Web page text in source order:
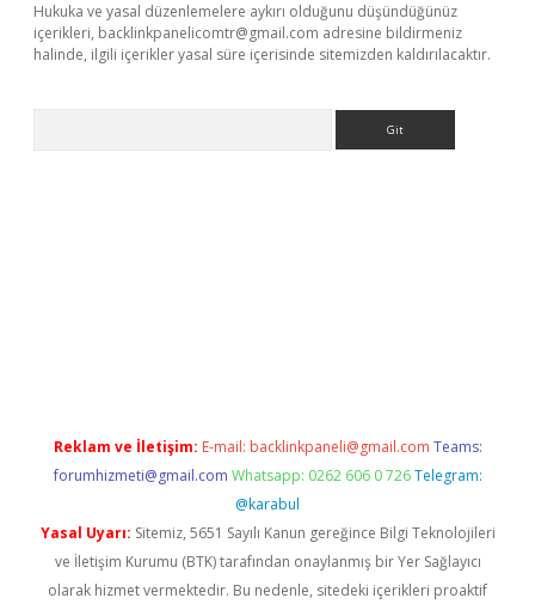
Hukuka ve yasal düzenlemelere aykırı olduğunu düşündüğünüz
içerikleri, backlinkpanelicomtr@gmail.com adresine bildirmeniz
halinde, ilgili içerikler yasal süre içerisinde sitemizden kaldırılacaktır.
Reklam ve İletişim: E-mail: backlinkpaneli@gmail.com Teams:
forumhizmeti@gmail.com Whatsapp: 0262 606 0 726 Telegram:
@karabul
Yasal Uyarı: Sitemiz, 5651 Sayılı Kanun gereğince Bilgi Teknolojileri
ve İletişim Kurumu (BTK) tarafından onaylanmış bir Yer Sağlayıcı
olarak hizmet vermektedir. Bu nedenle, sitedeki içerikleri proaktif